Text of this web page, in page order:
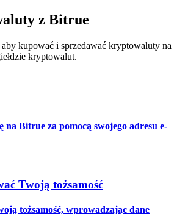
w tym informacje handlowe itp.
początkujących dotyczący kontraktów futures
z Bitrue
aby kupować i sprzedawać kryptowaluty na
kryptowalut.
na Bitrue za pomocą swojego adresu e-
Twoją tożsamość
tożsamość, wprowadzając dane